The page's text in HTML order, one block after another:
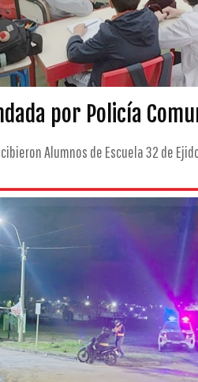
por Policía
Alumnos de Escuela 32 de